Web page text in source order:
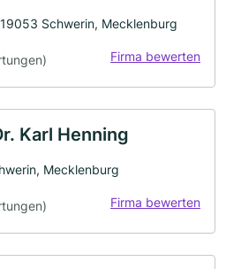
Schwerin, Mecklenburg
Firma bewerten
Karl Henning
Mecklenburg
Firma bewerten